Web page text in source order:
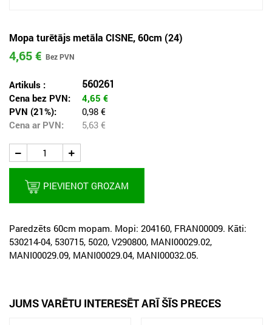
Mopa turētājs metāla CISNE, 60cm (24)
4,65 €
Artikuls : 560261
Cena bez PVN: 4,65 €
PVN (21%):
0,98 €
Cena ar PVN:
5,63 €
PIEVIENOT GROZAM
Paredzēts 60cm mopam. Mopi: 204160, FRAN00009. Kāti:
530214-04, 530715, 5020, V290800, MANI00029.02,
MANI00029.09, MANI00029.04, MANI00032.05.
JUMS VARĒTU INTERESĒT ARĪ ŠĪS PRECES